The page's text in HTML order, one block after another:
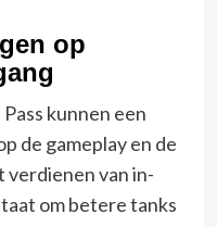
op
kunnen een
de gameplay en de
verdienen van in-
om betere tanks